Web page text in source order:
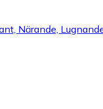
Närande,